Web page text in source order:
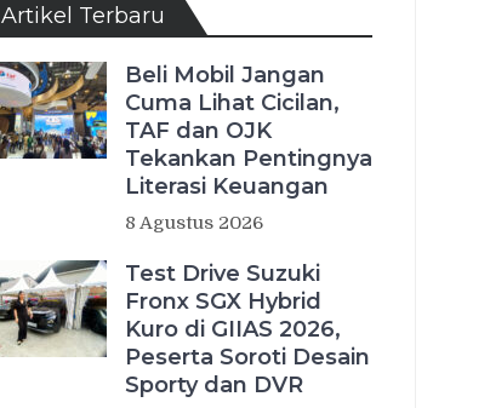
Artikel Terbaru
Beli Mobil Jangan
Cuma Lihat Cicilan,
TAF dan OJK
Tekankan Pentingnya
Literasi Keuangan
8 Agustus 2026
Test Drive Suzuki
Fronx SGX Hybrid
Kuro di GIIAS 2026,
Peserta Soroti Desain
Sporty dan DVR